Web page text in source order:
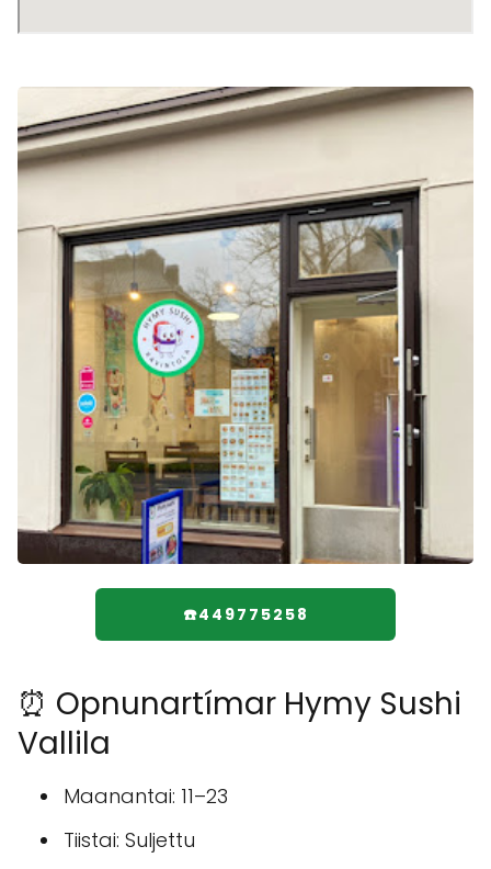
☎️449775258
⏰ Opnunartímar Hymy Sushi
Vallila
Maanantai: 11–23
Tiistai: Suljettu